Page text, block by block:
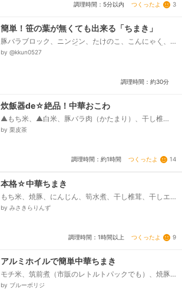
調理時間：5分以内 つくったよ 3
簡単！笹の葉が無くても出来る「ちまき」
豚バラブロック、ニンジン、たけのこ、こんにゃく、
干し椎茸、もち米、水①(干し椎茸の戻し用)、水②、
by @kkun0527
調理時間：約30分
炊飯器de☆絶品！中華おこわ
▲もち米、▲白米、豚バラ肉（かたまり）、干し椎
茸、白ねぎ、人参、銀杏、★酒、★醤油、★鶏がらス
by 栗皮茶
調理時間：約1時間 つくったよ 14
本格☆中華ちまき
もち米、焼豚、にんじん、筍水煮、干し椎茸、干しエ
ビ、水(干しエビ・干椎茸の戻し汁含)、おろし生姜、ご
by みさきらりんず
調理時間：1時間以上 つくったよ 9
アルミホイルで簡単中華ちまき
モチ米、筑前煮（市販のレトルトパックでも）、焼豚
（市販のラーメン用等）、サラダ油、味付けウズラ卵
by ブルーボリジ